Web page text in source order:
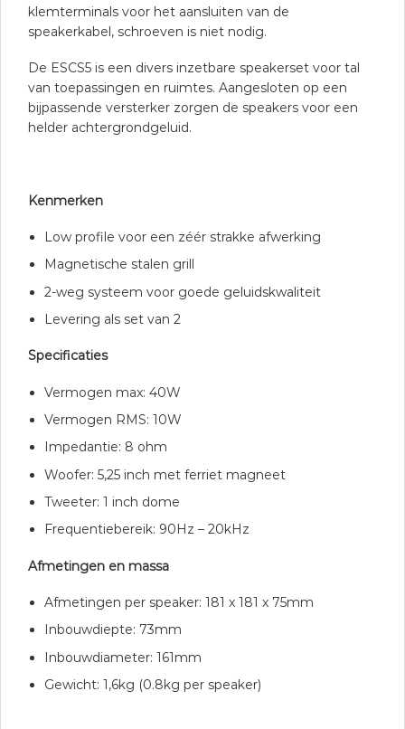
klemterminals voor het aansluiten van de
speakerkabel, schroeven is niet nodig.
De ESCS5 is een divers inzetbare speakerset voor tal
van toepassingen en ruimtes. Aangesloten op een
bijpassende versterker zorgen de speakers voor een
helder achtergrondgeluid.
Kenmerken
Low profile voor een zéér strakke afwerking
Magnetische stalen grill
2-weg systeem voor goede geluidskwaliteit
Levering als set van 2
Specificaties
Vermogen max: 40W
Vermogen RMS: 10W
Impedantie: 8 ohm
Woofer: 5,25 inch met ferriet magneet
Tweeter: 1 inch dome
Frequentiebereik: 90Hz – 20kHz
Afmetingen en massa
Afmetingen per speaker: 181 x 181 x 75mm
Inbouwdiepte: 73mm
Inbouwdiameter: 161mm
Gewicht: 1,6kg (0.8kg per speaker)